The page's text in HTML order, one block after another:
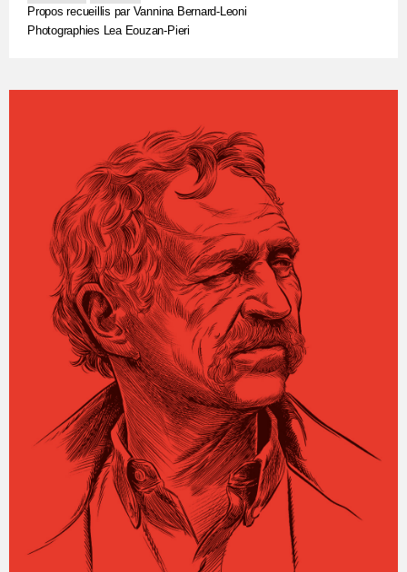
Propos recueillis par Vannina Bernard-Leoni
Photographies Lea Eouzan-Pieri